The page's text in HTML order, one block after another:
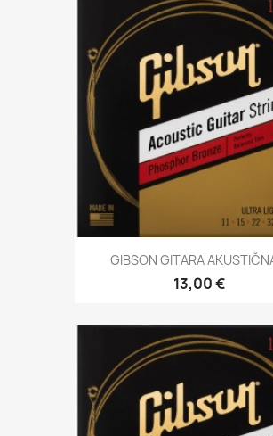
GIBSON GITARA
13,00 €